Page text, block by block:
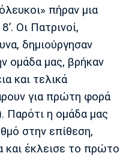
Άρσεναλ
Γιουβέντους
πήραν μια
Οι Πατρινοί,
δημιούργησαν
ομάδα μας, βρήκαν
και τελικά
για πρώτη φορά
Παρότι η ομάδα μας
στην επίθεση,
και έκλεισε το πρώτο